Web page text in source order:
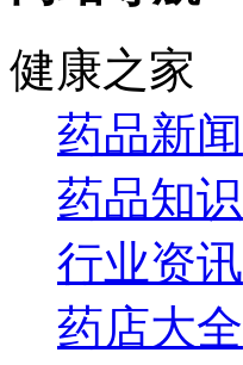
健康之家
药品新闻
药品知识
行业资讯
药店大全